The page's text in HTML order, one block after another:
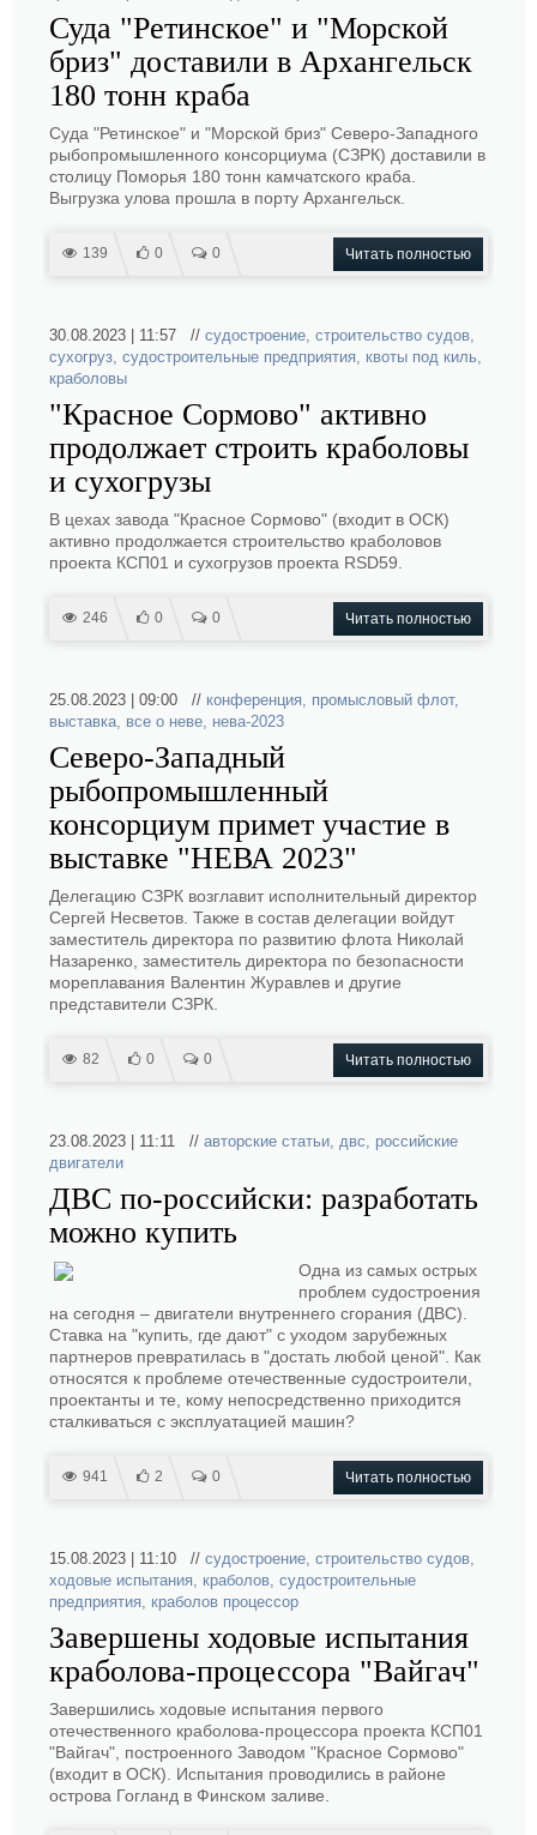
Суда "Ретинское" и "Морской
бриз" доставили в Архангельск
180 тонн краба
Суда "Ретинское" и "Морской бриз" Северо-Западного
рыбопромышленного консорциума (СЗРК) доставили в
столицу Поморья 180 тонн камчатского краба.
Выгрузка улова прошла в порту Архангельск.
139 0 0 Читать полностью
30.08.2023 | 11:57 // судостроение, строительство судов,
сухогруз, судостроительные предприятия, квоты под киль,
краболовы
"Красное Сормово" активно
продолжает строить краболовы
и сухогрузы
В цехах завода "Красное Сормово" (входит в ОСК)
активно продолжается строительство краболовов
проекта КСП01 и сухогрузов проекта RSD59.
246 0 0 Читать полностью
25.08.2023 | 09:00 // конференция, промысловый флот,
выставка, все о неве, нева-2023
Северо-Западный
рыбопромышленный
консорциум примет участие в
выставке "НЕВА 2023"
Делегацию СЗРК возглавит исполнительный директор
Сергей Несветов. Также в состав делегации войдут
заместитель директора по развитию флота Николай
Назаренко, заместитель директора по безопасности
мореплавания Валентин Журавлев и другие
представители СЗРК.
82 0 0 Читать полностью
23.08.2023 | 11:11 // авторские статьи, двс, российские
двигатели
ДВС по-российски: разработать
можно купить
Одна из самых острых
проблем судостроения
на сегодня – двигатели внутреннего сгорания (ДВС).
Ставка на "купить, где дают" с уходом зарубежных
партнеров превратилась в "достать любой ценой". Как
относятся к проблеме отечественные судостроители,
проектанты и те, кому непосредственно приходится
сталкиваться с эксплуатацией машин?
941 2 0 Читать полностью
15.08.2023 | 11:10 // судостроение, строительство судов,
ходовые испытания, краболов, судостроительные
предприятия, краболов процессор
Завершены ходовые испытания
краболова-процессора "Вайгач"
Завершились ходовые испытания первого
отечественного краболова-процессора проекта КСП01
"Вайгач", построенного Заводом "Красное Сормово"
(входит в ОСК). Испытания проводились в районе
острова Гогланд в Финском заливе.